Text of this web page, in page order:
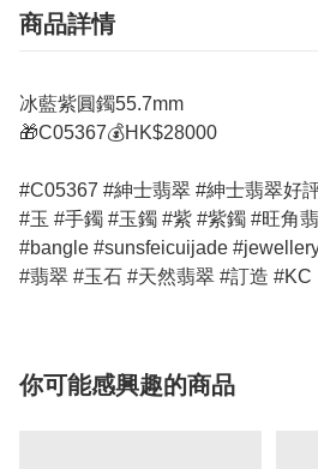
商品詳情
冰藍紫圓鐲55.7mm
🎁C05367💰HK$28000
#C05367 #紳士翡翠 #紳士翡翠好
#玉 #手鐲 #玉鐲 #紫 #紫鐲 #旺角
#bangle #sunsfeicuijade
#翡翠 #玉石 #天然翡翠 #訂造 #KC
你可能感興趣的商品